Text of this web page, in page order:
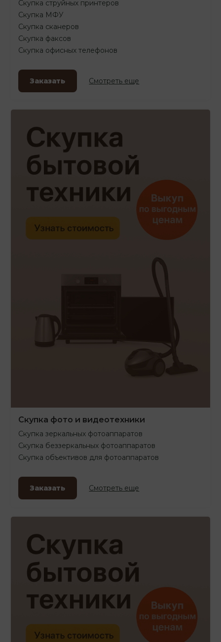
Скупка струйных принтеров
Скупка МФУ
Скупка сканеров
Скупка факсов
Скупка офисных телефонов
Заказать Смотреть еще
Скупка фото и видеотехники
Скупка зеркальных фотоаппаратов
Скупка беззеркальных фотоаппаратов
Скупка объективов для фотоаппаратов
Заказать Смотреть еще